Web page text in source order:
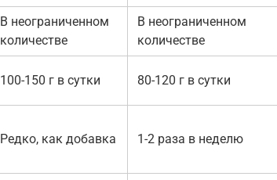
В неограниченном
количестве
В неограниченном
количестве
100-150 г в сутки 80-120 г в сутки
Редко, как добавка 1-2 раза в неделю